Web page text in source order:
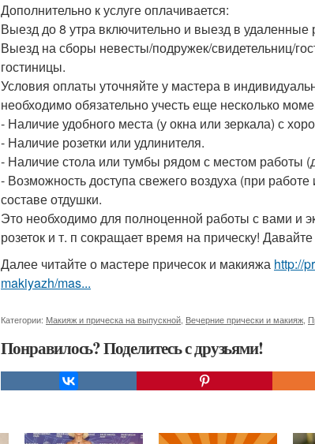
Дополнительно к услуге оплачивается:
Выезд до 8 утра включительно и выезд в удаленные
Выезд на сборы невесты/подружек/свидетельниц/
гостиницы.
Условия оплаты уточняйте у мастера в
необходимо обязательно учесть еще несколько
- Наличие удобного места (у окна или зеркала) с
- Наличие розетки или удлинителя.
- Наличие стола или тумбы рядом с местом работы
- Возможность доступа свежего воздуха (при
составе отдушки.
Это необходимо для полноценной работы с вами и
розеток и т. п сокращает время на прическу!
Далее читайте о мастере причесок и макияжа http://
makiyazh/mas...
Категории: Макияж и прическа на выпускной Вечерние прически и макияж
Понравилось? Поделитесь с друзьями!